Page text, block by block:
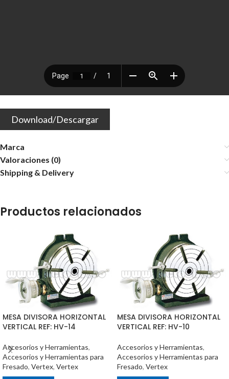
Download/Descargar
Marca
Valoraciones (0)
Shipping & Delivery
Productos relacionados
MESA DIVISORA HORIZONTAL
VERTICAL REF: HV-14
Accesorios y Herramientas,
Accesorios y Herramientas para
Fresado, Vertex, Vertex
MESA DIVISORA HORIZONTAL
VERTICAL REF: HV-10
Accesorios y Herramientas,
Accesorios y Herramientas para
Fresado, Vertex